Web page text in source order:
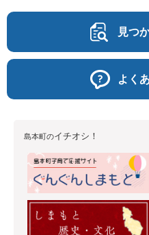
見つ
よく
島本町のイチオシ！